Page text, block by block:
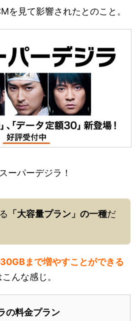
を見て影響されたとのこと。
ーパーデジラ！
「大容量プラン」の一種だ
まで増やすことができる
んな感じ。
の料金プラン